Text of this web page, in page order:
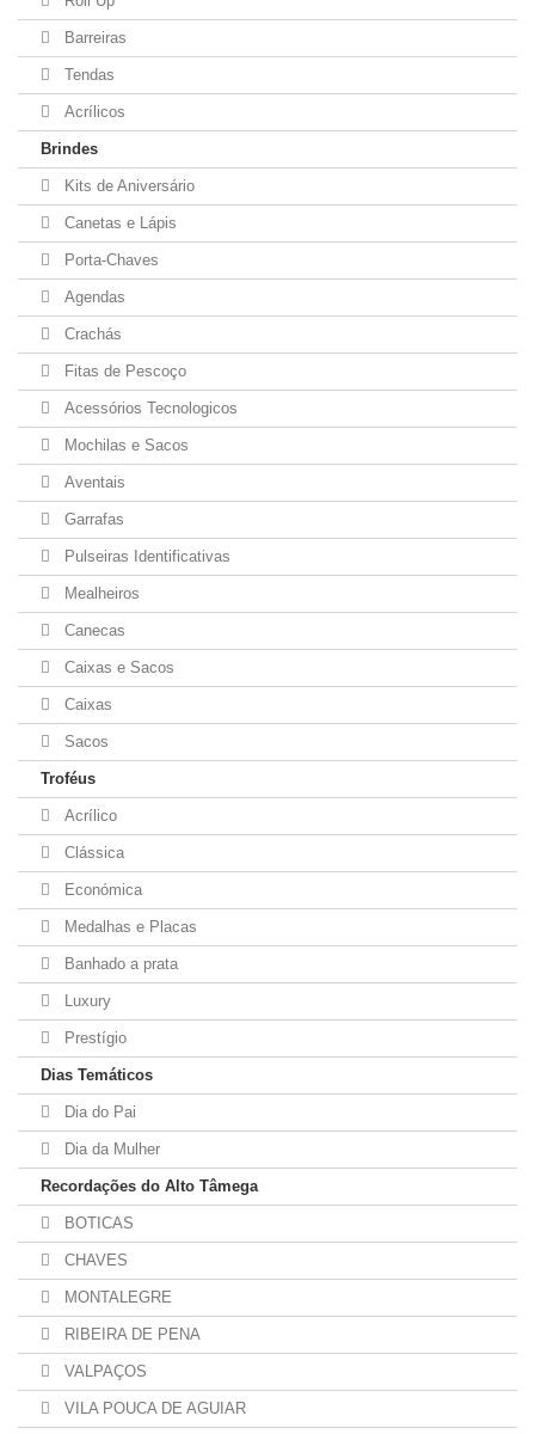
Barreiras
Tendas
Acrílicos
Brindes
Kits de Aniversário
Canetas e Lápis
Porta-Chaves
Agendas
Crachás
Fitas de Pescoço
Acessórios Tecnologicos
Mochilas e Sacos
Aventais
Garrafas
Pulseiras Identificativas
Mealheiros
Canecas
Caixas e Sacos
Caixas
Sacos
Troféus
Acrílico
Clássica
Económica
Medalhas e Placas
Banhado a prata
Luxury
Prestígio
Dias Temáticos
Dia do Pai
Dia da Mulher
Recordações do Alto Tâmega
BOTICAS
CHAVES
MONTALEGRE
RIBEIRA DE PENA
VALPAÇOS
VILA POUCA DE AGUIAR